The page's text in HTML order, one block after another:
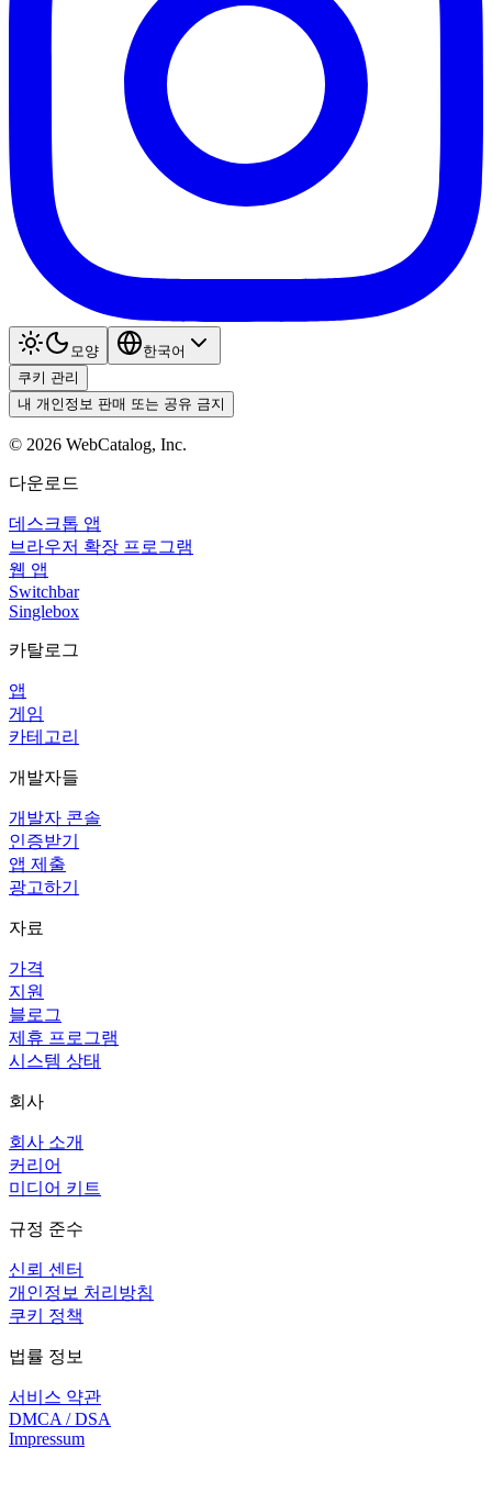
모양
한국어
쿠키 관리
내 개인정보 판매 또는 공유 금지
© 2026 WebCatalog, Inc.
다운로드
데스크톱 앱
브라우저 확장 프로그램
웹 앱
Switchbar
Singlebox
카탈로그
앱
게임
카테고리
개발자들
개발자 콘솔
인증받기
앱 제출
광고하기
자료
가격
지원
블로그
제휴 프로그램
시스템 상태
회사
회사 소개
커리어
미디어 키트
규정 준수
신뢰 센터
개인정보 처리방침
쿠키 정책
법률 정보
서비스 약관
DMCA / DSA
Impressum